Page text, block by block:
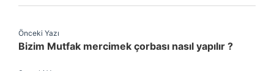
Önceki Yazı
Bizim Mutfak mercimek çorbası nasıl yapılır ?